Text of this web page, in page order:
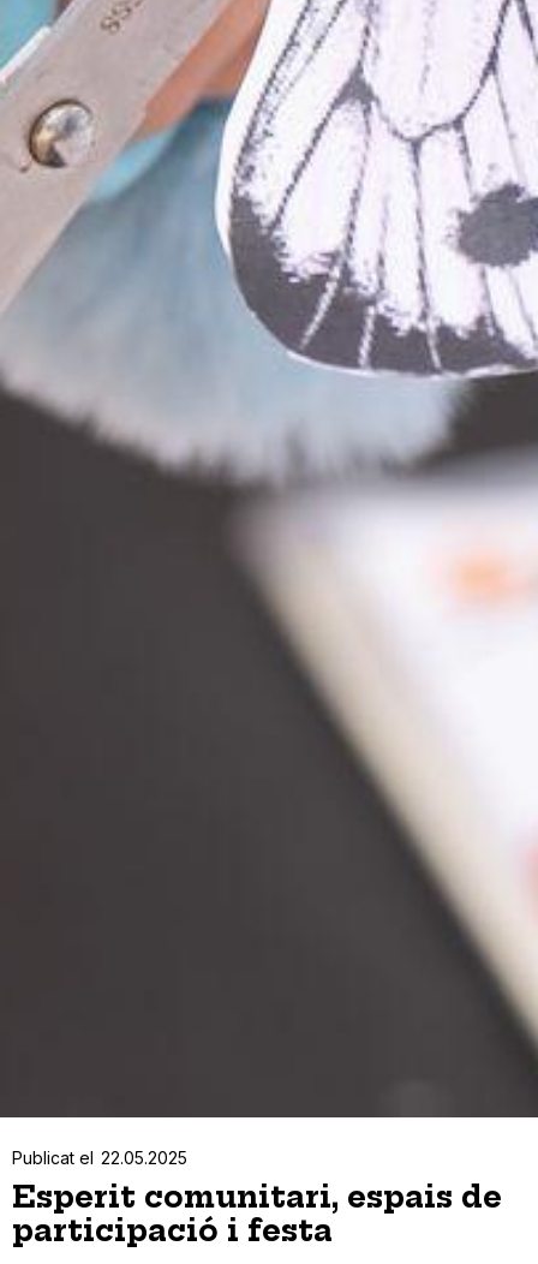
Publicat el 22.05.2025
Esperit comunitari, espais de
participació i festa